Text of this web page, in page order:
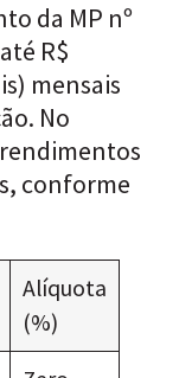
da MP nº
R$
mensais
No
conforme
Alíquota
(%)